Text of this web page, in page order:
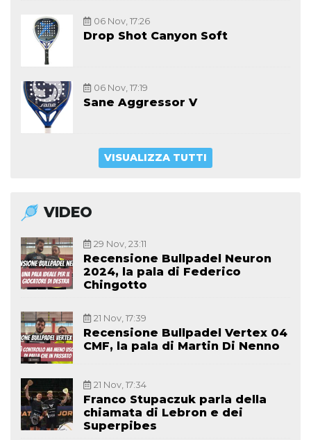
06 Nov, 17:26
Drop Shot Canyon Soft
06 Nov, 17:19
Sane Aggressor V
VISUALIZZA TUTTI
VIDEO
29 Nov, 23:11
Recensione Bullpadel Neuron
2024, la pala di Federico
Chingotto
21 Nov, 17:39
Recensione Bullpadel Vertex 04
CMF, la pala di Martin Di Nenno
21 Nov, 17:34
Franco Stupaczuk parla della
chiamata di Lebron e dei
Superpibes